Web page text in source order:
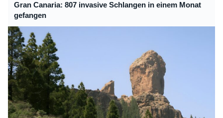
Gran Canaria: 807 invasive Schlangen in einem Monat
gefangen